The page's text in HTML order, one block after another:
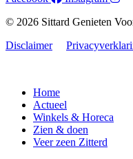
© 2026 Sittard Genieten
Disclaimer
Home
Actueel
Winkels & Horeca
Zien & doen
Veer zeen Zitterd